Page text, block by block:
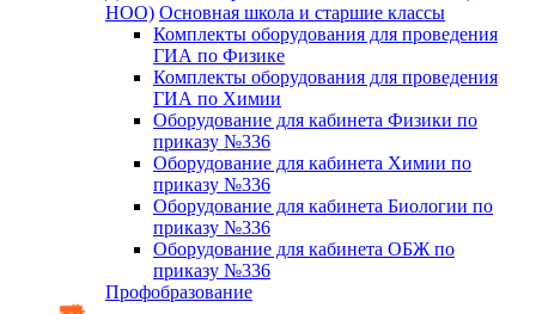
НОО) Основная школа и старшие классы
Комплекты оборудования для проведения
ГИА по Физике
Комплекты оборудования для проведения
ГИА по Химии
Оборудование для кабинета Физики по
приказу №336
Оборудование для кабинета Химии по
приказу №336
Оборудование для кабинета Биологии по
приказу №336
Оборудование для кабинета ОБЖ по
приказу №336
Профобразование